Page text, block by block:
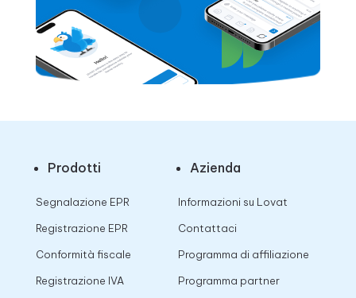
Prodotti
Segnalazione EPR
Registrazione EPR
Conformità fiscale
Registrazione IVA
Azienda
Informazioni su Lovat
Contattaci
Programma di affiliazione
Programma partner